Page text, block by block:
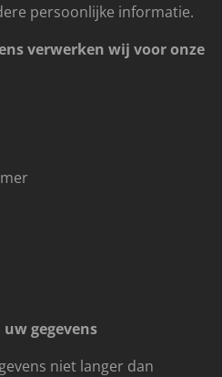
persoonlijke informatie.
verwerken wij voor onze
gegevens
niet langer dan